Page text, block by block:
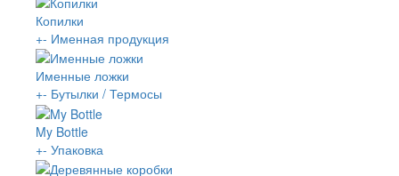
Копилки
+- Именная продукция
Именные ложки
+- Бутылки / Термосы
My Bottle
+- Упаковка